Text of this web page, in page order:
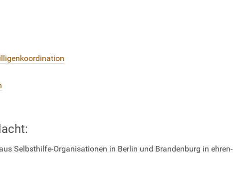
Selbsthilfe-Organisationen in Berlin und Brandenburg in ehren-